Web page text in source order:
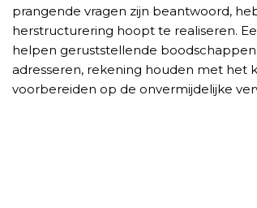
prangende vragen zijn beantwoord,
herstructurering hoopt te realiseren.
helpen geruststellende
adresseren, rekening houden met het
voorbereiden op de onvermijdelijke